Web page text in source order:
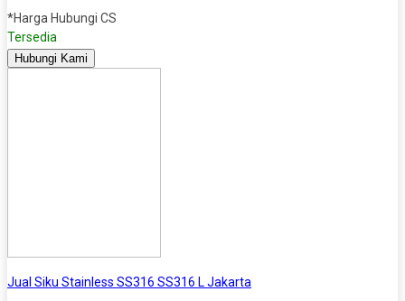
*Harga Hubungi CS
Tersedia
Hubungi Kami
Jual Siku Stainless SS316 SS316 L Jakarta